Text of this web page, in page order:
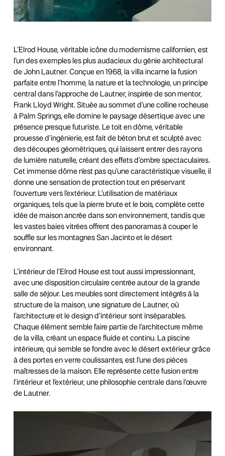
L’Elrod House, véritable icône du modernisme californien, est
l’un des exemples les plus audacieux du génie architectural
de John Lautner. Conçue en 1968, la villa incarne la fusion
parfaite entre l’homme, la nature et la technologie, un principe
central dans l’approche de Lautner, inspirée de son mentor,
Frank Lloyd Wright. Située au sommet d’une colline rocheuse
à Palm Springs, elle domine le paysage désertique avec une
présence presque futuriste. Le toit en dôme, véritable
prouesse d’ingénierie, est fait de béton brut et sculpté avec
des découpes géométriques, qui laissent entrer des rayons
de lumière naturelle, créant des effets d’ombre spectaculaires.
Cet immense dôme n’est pas qu’une caractéristique visuelle, il
donne une sensation de protection tout en préservant
l’ouverture vers l’extérieur. L’utilisation de matériaux
organiques, tels que la pierre brute et le bois, complète cette
idée de maison ancrée dans son environnement, tandis que
les vastes baies vitrées offrent des panoramas à couper le
souffle sur les montagnes San Jacinto et le désert
environnant.
L’intérieur de l’Elrod House est tout aussi impressionnant,
avec une disposition circulaire centrée autour de la grande
salle de séjour. Les meubles sont directement intégrés à la
structure de la maison, une signature de Lautner, où
l’architecture et le design d’intérieur sont inséparables.
Chaque élément semble faire partie de l’architecture même
de la villa, créant un espace fluide et continu. La piscine
intérieure, qui semble se fondre avec le désert extérieur grâce
à des portes en verre coulissantes, est l’une des pièces
maîtresses de la maison. Elle représente cette fusion entre
l’intérieur et l’extérieur, une philosophie centrale dans l’œuvre
de Lautner.